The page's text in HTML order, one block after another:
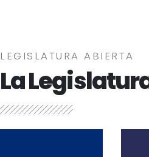
LEGISLATURA ABIERTA
La